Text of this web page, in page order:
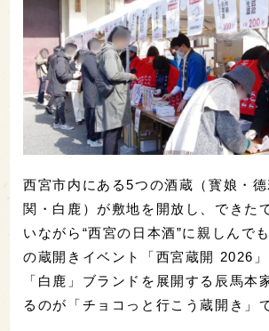
西宮市内にある5つの酒蔵（寳娘・
関・白鹿）が敷地を開放し、できた
いながら“西宮の日本酒”に親しんで
の蔵開きイベント「西宮蔵開 2026」
「白鹿」ブランドを展開する辰馬本
るのが「チョコっと行こう蔵開き」